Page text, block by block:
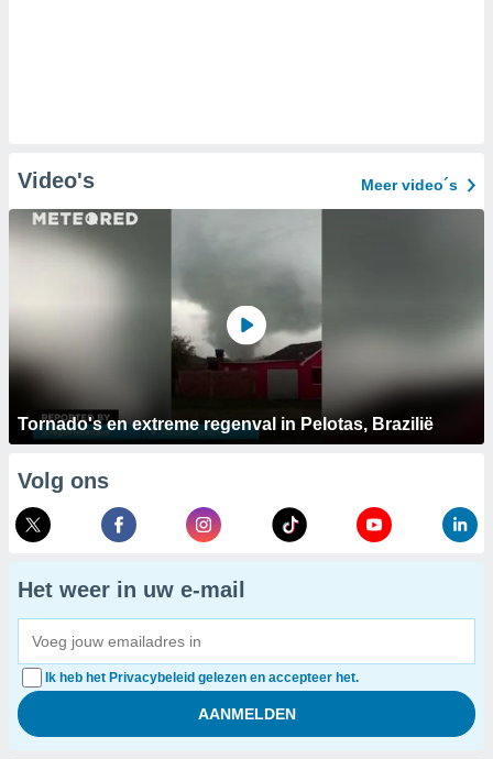
Video's Meer video´s
Tornado's en extreme regenval in Pelotas, Brazilië
Volg ons
Het weer in uw e-mail
Ik heb het Privacybeleid gelezen en accepteer het.